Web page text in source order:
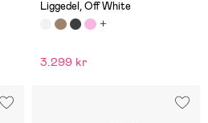
Liggedel, Off White
3.299 kr